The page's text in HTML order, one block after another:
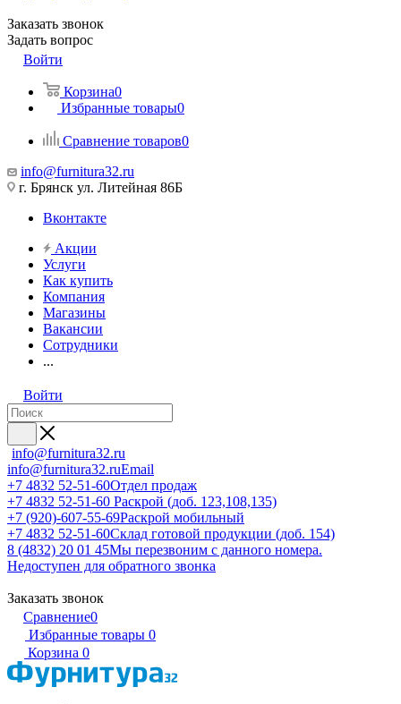
Заказать звонок
Задать вопрос
Войти
Корзина0
Избранные товары0
Сравнение товаров0
info@furnitura32.ru
г. Брянск ул. Литейная 86Б
Вконтакте
Акции
Услуги
Как купить
Компания
Магазины
Вакансии
Сотрудники
...
Войти
info@furnitura32.ru
info@furnitura32.ruEmail
+7 4832 52-51-60Отдел продаж
+7 4832 52-51-60 Раскрой (доб. 123,108,135)
+7 (920)-607-55-69Раскрой мобильный
+7 4832 52-51-60Склад готовой продукции (доб. 154)
8 (4832) 20 01 45Мы перезвоним с данного номера.
Недоступен для обратного звонка
Заказать звонок
Сравнение0
Избранные товары 0
Корзина 0